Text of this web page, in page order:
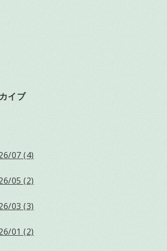
イブ
07 (4)
05 (2)
03 (3)
01 (2)